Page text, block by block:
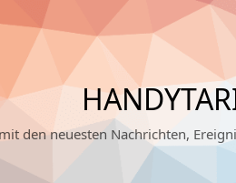
den neuesten Nachrichten,